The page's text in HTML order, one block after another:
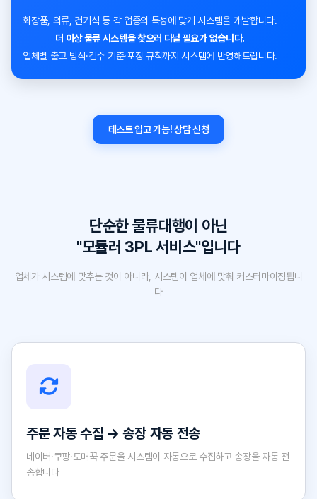
화장품, 의류, 건기식 등 각 업종의 특성에 맞게 시스템을 개발합니다.
더 이상 물류 시스템을 찾으러 다닐 필요가 없습니다.
업체별 출고 방식·검수 기준·포장 규칙까지 시스템에 반영해드립니다.
테스트 입고 가능! 상담 신청
단순한 물류대행이 아닌
"모듈러 3PL 서비스"입니다
업체가 시스템에 맞추는 것이 아니라, 시스템이 업체에 맞춰 커스터마이징됩니
다
주문 자동 수집 → 송장 자동 전송
네이버·쿠팡·도매꾹 주문을 시스템이 자동으로 수집하고 송장을 자동 전
송합니다